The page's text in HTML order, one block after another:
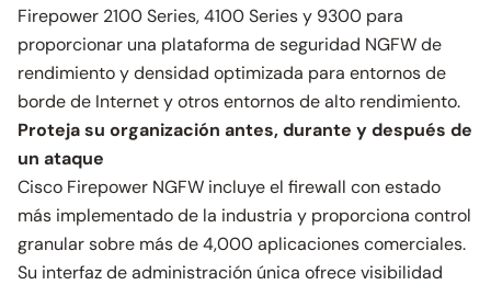
Firepower 2100 Series, 4100 Series y 9300 para
proporcionar una plataforma de seguridad NGFW de
rendimiento y densidad optimizada para entornos de
borde de Internet y otros entornos de alto rendimiento.
Proteja su organización antes, durante y después de
un ataque
Cisco Firepower NGFW incluye el firewall con estado
más implementado de la industria y proporciona control
granular sobre más de 4,000 aplicaciones comerciales.
Su interfaz de administración única ofrece visibilidad